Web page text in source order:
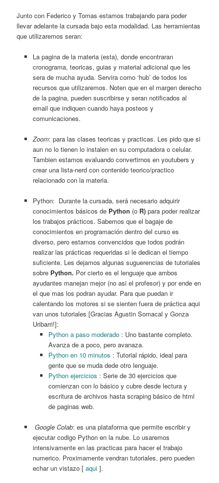
Junto con Federico y Tomas estamos trabajando para poder
llevar adelante la cursada bajo esta modalidad. Las herramientas
que utilizaremos seran:
La pagina de la materia (esta), donde encontraran
cronograma, teoricas, guias y material adicional que les
sera de mucha ayuda. Servira como ‘hub’ de todos los
recursos que utilizaremos. Noten que en el margen derecho
de la pagina, pueden suscribirse y seran notificados al
email que indiquen cuando haya posteos y
comunicaciones.
Zoom: para las clases teoricas y practicas. Les pido que si
aun no lo tienen lo instalen en su computadora o celular.
Tambien estamos evaluando convertirnos en youtubers y
crear una lista-nerd con contenido teorico/practico
relacionado con la materia.
Python: Durante la cursada, será necesario adquirir
conocimientos básicos de Python (o R)para poder realizar
los trabajos prácticos. Sabemos que el bagaje de
conocimientos en programación dentro del curso es
diverso, pero estamos convencidos que todos podrán
realizar las prácticas requeridas si le dedican el tiempo
suficiente. Les dejamos algunas suguerencias de tutoriales
sobre Python. Por cierto es el lenguaje que ambos
ayudantes manejan mejor (no asi el profesor) y por ende en
el que mas los podran ayudar. Para que puedan ir
calentando los motores si se sienten fuera de práctica aqui
van unos tutoriales [Gracias Agustin Somacal y Gonza
Uribarri!]:
Python a paso moderado : Uno bastante completo.
Avanza de a poco, pero avanaza.
Python en 10 minutos : Tutorial rápido, ideal para
gente que se muda dede otro lenguaje.
Python ejercicios : Serie de 30 ejercicios que
comienzan con lo básico y cubre desde lectura y
escritura de archivos hasta scraping básico de html
de paginas web.
Google Colab: es una plataforma que permite escribir y
ejecutar codigo Python en la nube. Lo usaremos
intensivamente en las practicas para hacer el trabajo
numerico. Proximamente vendran tutoriales, pero pueden
echar un vistazo [ aqui].